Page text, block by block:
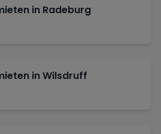
in Radeburg
inWilsdruff